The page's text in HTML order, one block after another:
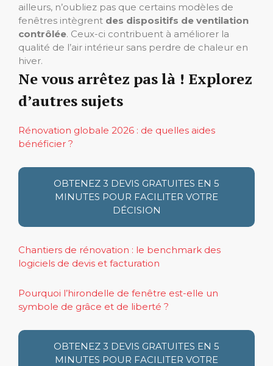
ailleurs, n’oubliez pas que certains modèles de
fenêtres intègrent des dispositifs de ventilation
contrôlée. Ceux-ci contribuent à améliorer la
qualité de l’air intérieur sans perdre de chaleur en
hiver.
Ne vous arrêtez pas là ! Explorez
d’autres sujets
Rénovation globale 2026 : de quelles aides
bénéficier ?
OBTENEZ 3 DEVIS GRATUITES EN 5
MINUTES POUR FACILITER VOTRE
DÉCISION
Chantiers de rénovation : le benchmark des
logiciels de devis et facturation
Pourquoi l’hirondelle de fenêtre est-elle un
symbole de grâce et de liberté ?
OBTENEZ 3 DEVIS GRATUITES EN 5
MINUTES POUR FACILITER VOTRE